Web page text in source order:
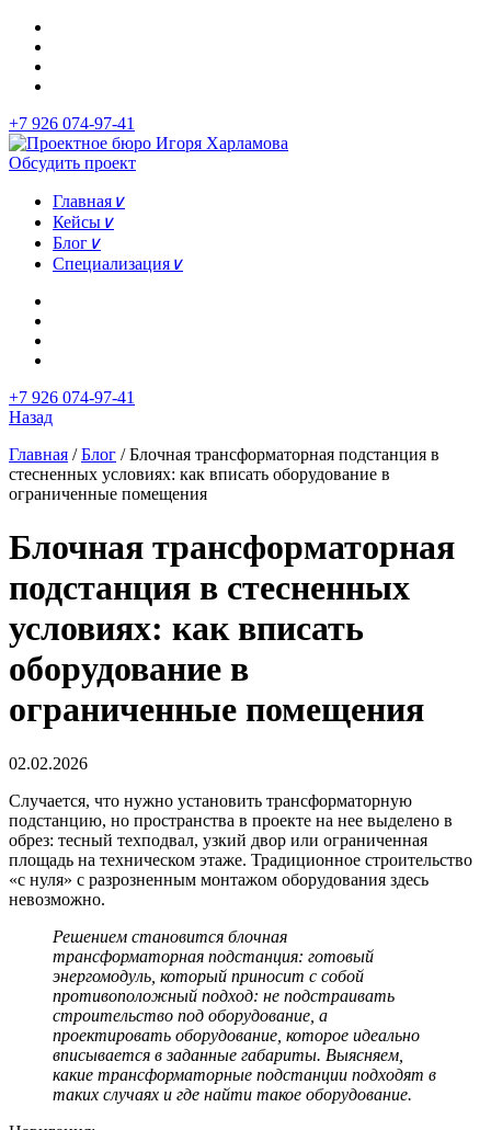
+7 926 074-97-41
Обсудить проект
Главная ∨
Кейсы ∨
Блог ∨
Специализация ∨
+7 926 074-97-41
Назад
Главная /Блог /Блочная трансформаторная подстанция в
стесненных условиях: как вписать оборудование в
ограниченные помещения
Блочная трансформаторная
подстанция в стесненных
условиях: как вписать
оборудование в
ограниченные помещения
02.02.2026
Случается, что нужно установить трансформаторную
подстанцию, но пространства в проекте на нее выделено в
обрез: тесный техподвал, узкий двор или ограниченная
площадь на техническом этаже. Традиционное строительство
«с нуля» с разрозненным монтажом оборудования здесь
невозможно.
Решением становится блочная
трансформаторная подстанция: готовый
энергомодуль, который приносит с собой
противоположный подход: не подстраивать
строительство под оборудование, а
проектировать оборудование, которое идеально
вписывается в заданные габариты. Выясняем,
какие трансформаторные подстанции подходят в
таких случаях и где найти такое оборудование.